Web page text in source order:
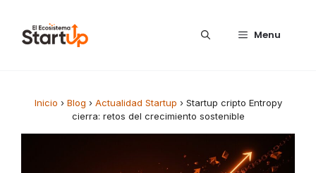
Menu
Inicio › Blog › Actualidad Startup › Startup cripto Entropy
cierra: retos del crecimiento sostenible